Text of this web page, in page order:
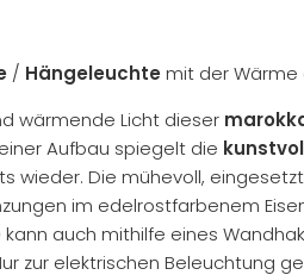
/ Hängeleuchte mit der Wärme
wärmende Licht dieser
Aufbau spiegelt die
wieder. Die mühevoll,
im edelrostfarbenem
kann auch mithilfe eines
zur elektrischen Beleuchtung